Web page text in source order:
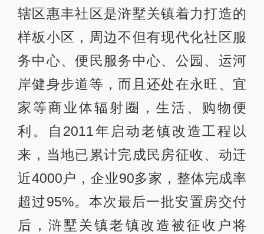
辖区惠丰社区是浒墅关镇着力打造的
样板小区，周边不但有现代化社区服
务中心、便民服务中心、公园、运河
岸健身步道等，而且还处在永旺、宜
家等商业体辐射圈，生活、购物便
利。自2011年启动老镇改造工程以
来，当地已累计完成民房征收、动迁
近4000户，企业90多家，整体完成率
超过95%。本次最后一批安置房交付
后，浒墅关镇老镇改造被征收户将